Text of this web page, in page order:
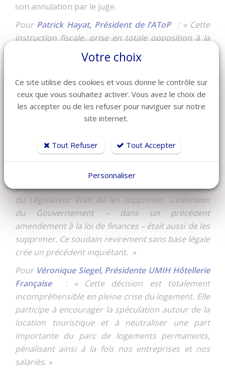
son annulation par le juge.
Pour Patrick Hayat, Président de l’AToP : « Cette
instruction fiscale, prise en totale opposition à la
volonté du législateur, représente un coût pour
l’Etat de 330 millions d’euros selon le Conseil des
prélèvements obligatoires. En plus d’être illégale,
cette décision représente donc un coût important
pour les finances du pays. »
Catherine Quérard, Présidente du GHR
l’attention du Gouvernement sur l’existence de
niches fiscales encourageant le détournement de
logements et créant une concurrence déloyale vis-
à-vis des professionnels du tourisme. L’intention
du Législateur était de les supprimer. L’intention
du Gouvernement – dans un précédent
amendement à la loi de finances – était aussi de les
supprimer. Ce soudain revirement sans base légale
crée un précédent inquiétant. »
Pour Véronique Siegel, Présidente UMIH Hôtellerie
Française
: « Cette décision est totalement
incompréhensible en pleine crise du logement. Elle
participe à encourager la spéculation autour de la
location touristique et à neutraliser une part
importante du parc de logements permanents,
pénalisant ainsi à la fois nos entreprises et nos
salariés. »
Votre choix
Ce site utilise des cookies et vous donne le contrôle sur
ceux que vous souhaitez activer. Vous avez le choix de
les accepter ou de les refuser pour naviguer sur notre
site internet.
Tout Refuser Tout Accepter
Personnaliser